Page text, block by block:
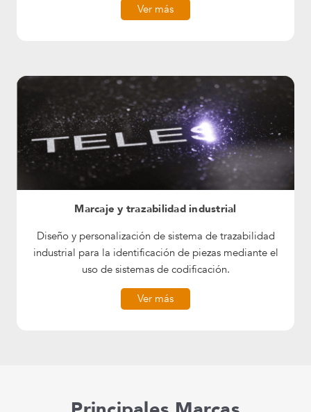
Ver más
Marcaje y trazabilidad industrial
Diseño y personalización de sistema de trazabilidad
industrial para la identificación de piezas mediante el
uso de sistemas de codificación.
Ver más